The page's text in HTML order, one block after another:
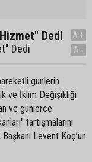
Dedi
Dedi
A+
A-
günlerin
ve İklim Değişikliği
ve günlerce
tartışmalarını
Levent Koç’un